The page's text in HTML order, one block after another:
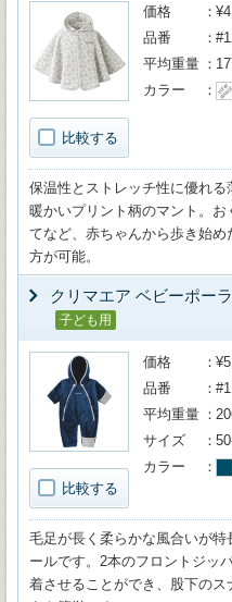
比較する
価格
品番
平均重量
カラー
保温性とストレッチ性に優れ
暖かいプリント柄のマント。
てなど、赤ちゃんから歩き始
方が可能。
クリマエア ベビーポー
子ども用
比較する
価格
品番
平均重量
サイズ
カラー
毛足が長く柔らかな風合いが
ールです。2本のフロントジッ
着させることができ、股下の